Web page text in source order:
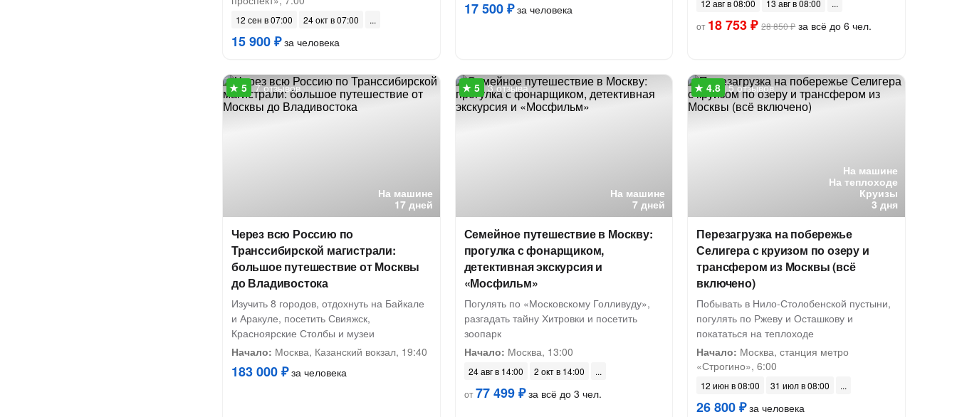
12 сен в 07:00 24 окт в 07:00
15 900 ₽за человека
17 500 ₽за человека 12 авг в 08:00
13 авг в 08:00
от 18 753 ₽ 28 850 ₽за всё до 6 чел.
На машине
17 дней
7 отзывов
Через всю Россию по
Транссибирской магистрали:
большое путешествие от Москвы
до Владивостока
Изучить 8 городов, отдохнуть на Байкале
и Аракуле, посетить Свияжск,
Красноярские Столбы и музеи
Начало: Москва, Казанский вокзал, 19:40
183 000 ₽за человека
На машине
7 дней
3 отзыва
Семейное путешествие в Москву:
прогулка с фонарщиком,
детективная экскурсия и
«Мосфильм»
Погулять по «Московскому Голливуду»,
разгадать тайну Хитровки и посетить
зоопарк
Начало: Москва, 13:00
24 авг в 14:00
2 окт в 14:00
от77 499 ₽за всё до 3 чел.
На машине
На теплоходе
Круизы
3 дня
5 отзывов
Перезагрузка на побережье
Селигера с круизом по озеру и
трансфером из Москвы (всё
включено)
Побывать в Нило-Столобенской пустыни,
погулять по Ржеву и Осташкову и
покататься на теплоходе
Начало: Москва, станция метро
«Строгино», 6:00
12 июн в 08:00 31 июл в 08:00
26 800 ₽за человека